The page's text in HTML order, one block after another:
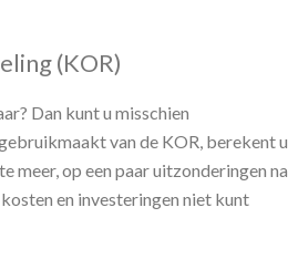
De ondernemer geeft dit aan op
(KOR)
Dan kunt u misschien
van de KOR, berekent u
op een paar uitzonderingen na.
en investeringen niet kunt